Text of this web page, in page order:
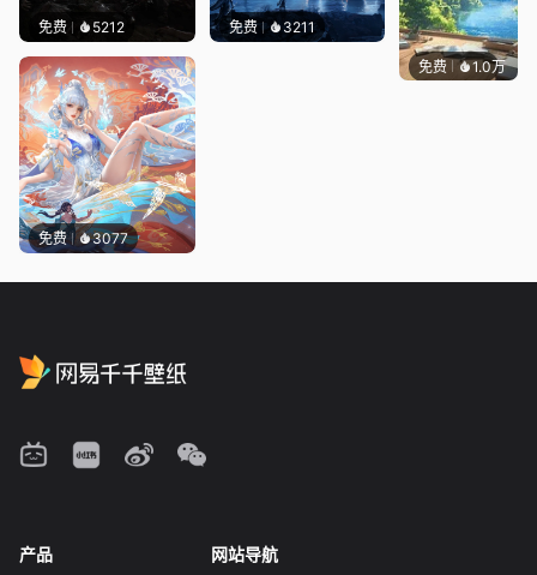
免费 5212 免费 3211
免费 3077
免费 1.0万叮叮
产品 网站导航